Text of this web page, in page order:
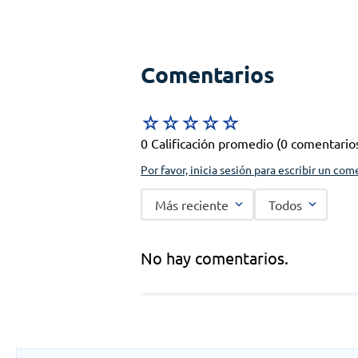
Comentarios
☆☆☆☆☆
0 Calificación promedio (0
Por favor, inicia sesión para escribir un
Más reciente Todos
No hay comentarios.